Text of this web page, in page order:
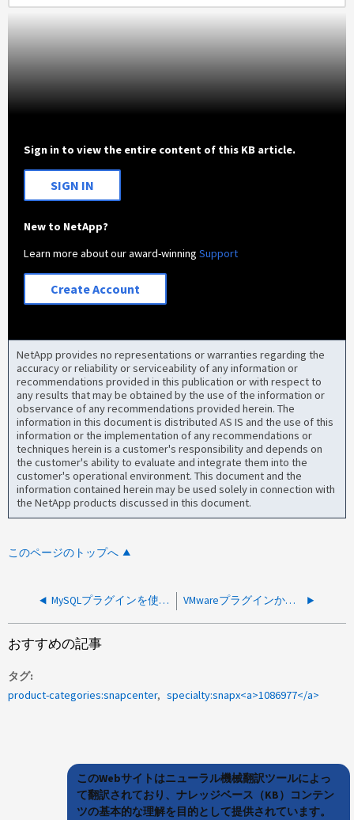
Sign in to view the entire content of this KB article.
SIGN IN
New to NetApp?
Learn more about our award-winningSupport
Create Account
NetApp provides no representations or warranties regarding the
accuracy or reliability or serviceability of any information or
recommendations provided in this publication or with respect to
any results that may be obtained by the use of the information or
observance of any recommendations provided herein. The
information in this document is distributed AS IS and the use of this
information or the implementation of any recommendations or
techniques herein is a customer's responsibility and depends on
the customer's ability to evaluate and integrate them into the
customer's operational environment. This document and the
information contained herein may be used solely in connection with
the NetApp products discussed in this document.
このページのトップへ
MySQLプラグインを使用したSnapCenter バックアップが「ERROR = 7、argument list too long」というエラーで失敗する VMwareプラグインからのログインが無効なため、SnapCenter のバックアップ/検出が失敗します
おすすめの記事
タグ
product-categories:snapcenter
specialty:snapx<a>1086977</a>
このWebサイトはニューラル機械翻訳ツールによっ
て翻訳されており、ナレッジベース（KB）コンテン
ツの基本的な理解を目的として提供されています。